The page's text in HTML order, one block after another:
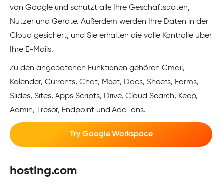
von Google und schützt alle Ihre Geschäftsdaten,
Nutzer und Geräte. Außerdem werden Ihre Daten in der
Cloud gesichert, und Sie erhalten die volle Kontrolle über
Ihre E-Mails.
Zu den angebotenen Funktionen gehören Gmail,
Kalender, Currents, Chat, Meet, Docs, Sheets, Forms,
Slides, Sites, Apps Scripts, Drive, Cloud Search, Keep,
Admin, Tresor, Endpoint und Add-ons.
Try Google Workspace
hosting.com